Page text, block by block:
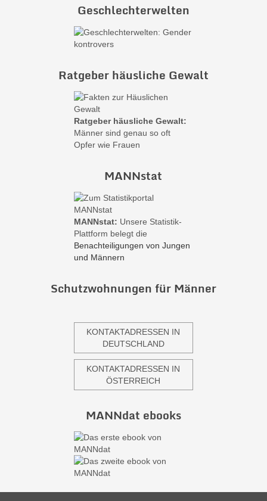
Geschlechterwelten
Ratgeber häusliche Gewalt
Ratgeber häusliche Gewalt:
Männer sind genau so oft
Opfer wie Frauen
MANNstat
MANNstat: Unsere Statistik-
Plattform belegt die
Benachteiligungen von Jungen
und Männern
Schutzwohnungen für Männer
KONTAKTADRESSEN IN
DEUTSCHLAND
KONTAKTADRESSEN IN
ÖSTERREICH
MANNdat ebooks